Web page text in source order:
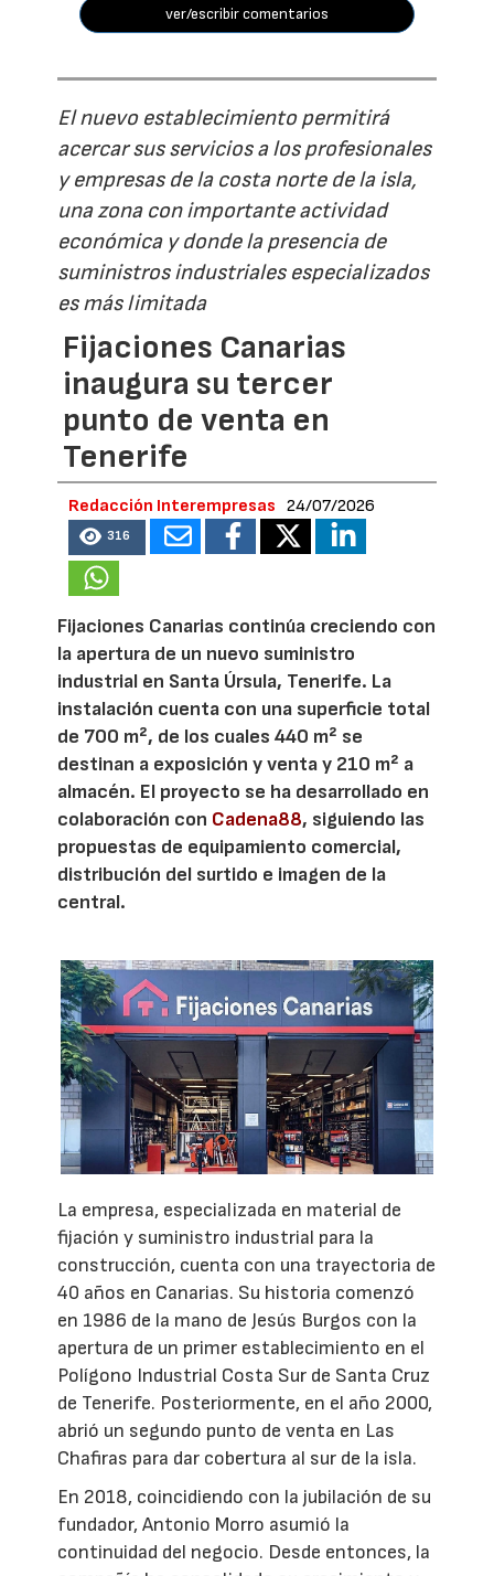
ver/escribir comentarios
El nuevo establecimiento permitirá
acercar sus servicios a los profesionales
y empresas de la costa norte de la isla,
una zona con importante actividad
económica y donde la presencia de
suministros industriales especializados
es más limitada
Fijaciones Canarias
inaugura su tercer
punto de venta en
Tenerife
Redacción Interempresas 24/07/2026
316
Fijaciones Canarias continúa creciendo con
la apertura de un nuevo suministro
industrial en Santa Úrsula, Tenerife. La
instalación cuenta con una superficie total
de 700 m², de los cuales 440 m² se
destinan a exposición y venta y 210 m² a
almacén. El proyecto se ha desarrollado en
colaboración con Cadena88, siguiendo las
propuestas de equipamiento comercial,
distribución del surtido e imagen de la
central.
La empresa, especializada en material de
fijación y suministro industrial para la
construcción, cuenta con una trayectoria de
40 años en Canarias. Su historia comenzó
en 1986 de la mano de Jesús Burgos con la
apertura de un primer establecimiento en el
Polígono Industrial Costa Sur de Santa Cruz
de Tenerife. Posteriormente, en el año 2000,
abrió un segundo punto de venta en Las
Chafiras para dar cobertura al sur de la isla.
En 2018, coincidiendo con la jubilación de su
fundador, Antonio Morro asumió la
continuidad del negocio. Desde entonces, la